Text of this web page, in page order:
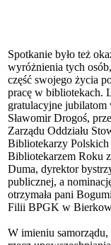
Spotkanie było też
wyróżnienia tych
część swojego życia
pracę w bibliotekach.
gratulacyjne jubilatom
Sławomir Drogoś,
Zarządu Oddziału
Bibliotekarzy Polskich
Bibliotekarzem Roku
Duma, dyrektor
publicznej, a
otrzymała pani
Filii BPGK w
W imieniu samorządu,